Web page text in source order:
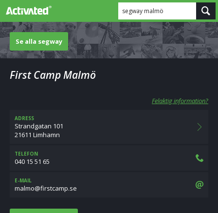
segway malmö
Se alla segway
First Camp Malmö
Felaktig information?
ADRESS
Strandgatan 101
21611 Limhamn
TELEFON
040 15 51 65
E-MAIL
es.pmactsrif@omlam